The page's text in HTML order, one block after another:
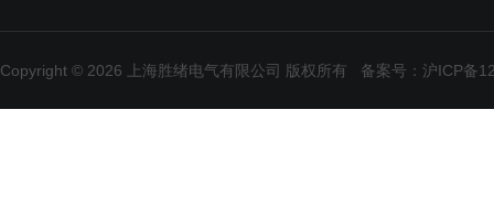
Copyright © 2026 上海胜绪电气有限公司 版权所有 备案号：沪ICP备